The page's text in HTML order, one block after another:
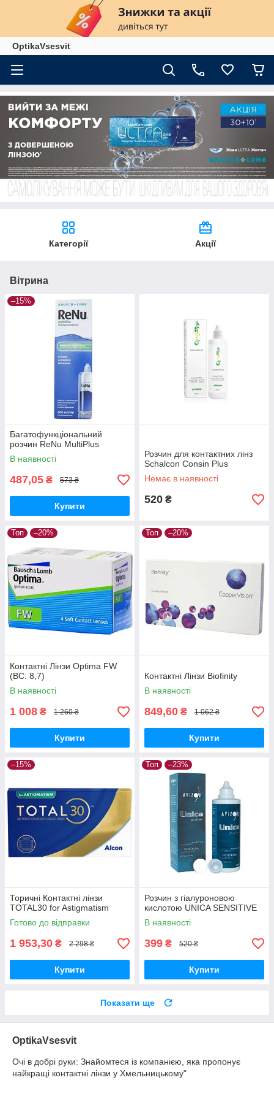
OptikaVsesvit
Категорії Акції
Вітрина
–15%
Багатофункціональний
розчин ReNu MultiPlus
В наявності
487,05 ₴ 573 ₴
Купити
Розчин для контактних лінз
Schalcon Consin Plus
Немає в наявності
520 ₴
Топ –20%
Контактні Лінзи Optima FW
(BC: 8,7)
В наявності
1 008 ₴ 1 260 ₴
Купити
Топ –20%
Контактні Лінзи Biofinity
В наявності
849,60 ₴ 1 062 ₴
Купити
–15%
Торичні Контактні лінзи
TOTAL30 for Astigmatism
Готово до відправки
1 953,30 ₴ 2 298 ₴
Купити
Топ –23%
Розчин з гіалуроновою
кислотою UNICA SENSITIVE
В наявності
399 ₴ 520 ₴
Купити
Показати ще
OptikaVsesvit
Очі в добрі руки: Знайомтеся із компанією, яка пропонує
найкращі контактні лінзи у Хмельницькому"